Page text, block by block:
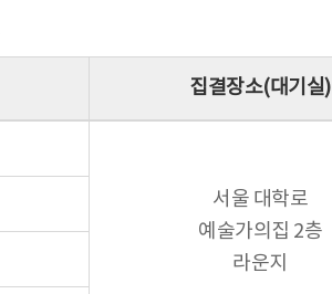
집결장소(대기실)
서울 대학로
예술가의집 2층
라운지